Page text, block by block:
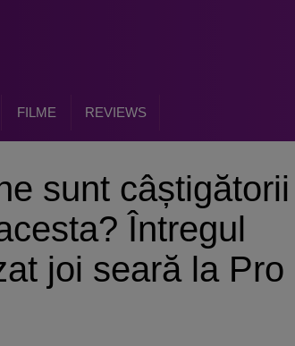
FILME REVIEWS
sunt câștigătorii
Întregul
joi seară la Pro